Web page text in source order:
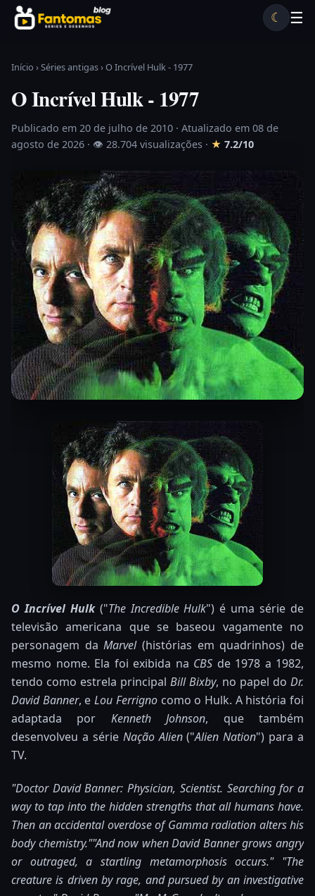
Pular para o conteúdo
☰
☾
Início ›Séries antigas›O Incrível Hulk - 1977
O Incrível Hulk - 1977
Publicado em 20 de julho de 2010 · Atualizado em 08 de
agosto de 2026 · 👁 28.704 visualizações · ★ 7.2/10
O Incrível Hulk ("The Incredible Hulk") é uma série de
televisão americana que se baseou vagamente no
personagem daMarvel(histórias em quadrinhos) de
mesmo nome. Ela foi exibida na CBS de 1978 a 1982,
tendo como estrela principal Bill Bixby, no papel do Dr.
David Banner, eLou Ferrignocomo o Hulk. A história foi
adaptada por Kenneth Johnson, que também
desenvolveu a série Nação Alien("Alien Nation") para a
TV.
"Doctor David Banner: Physician, Scientist. Searching for a
way to tap into the hidden strengths that all humans have.
Then an accidental overdose of Gamma radiation alters his
body chemistry.""And now when David Banner grows angry
or outraged, a startling metamorphosis occurs." "The
creature is driven by rage, and pursued by an investigative